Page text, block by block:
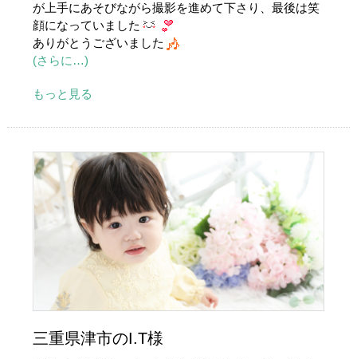
が上手にあそびながら撮影を進めて下さり、最後は笑
顔になっていました
ありがとうございました
(さらに…)
もっと見る
三重県津市のI.T様